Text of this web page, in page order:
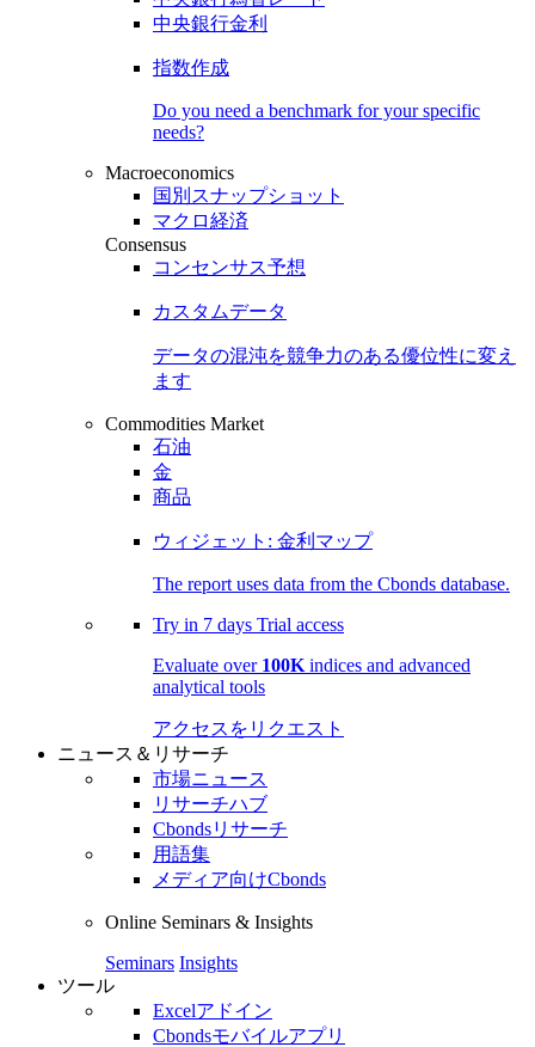
中央銀行金利
指数作成
Do you need a benchmark for your specific
needs?
Macroeconomics
国別スナップショット
マクロ経済
Consensus
コンセンサス予想
カスタムデータ
データの混沌を競争力のある優位性に変え
ます
Commodities Market
石油
金
商品
ウィジェット: 金利マップ
The report uses data from the Cbonds database.
Try in 7 days Trial access
Evaluate over 100K indices and advanced
analytical tools
アクセスをリクエスト
ニュース＆リサーチ
市場ニュース
リサーチハブ
Cbondsリサーチ
用語集
メディア向けCbonds
Online Seminars & Insights
Seminars Insights
ツール
Excelアドイン
Cbondsモバイルアプリ